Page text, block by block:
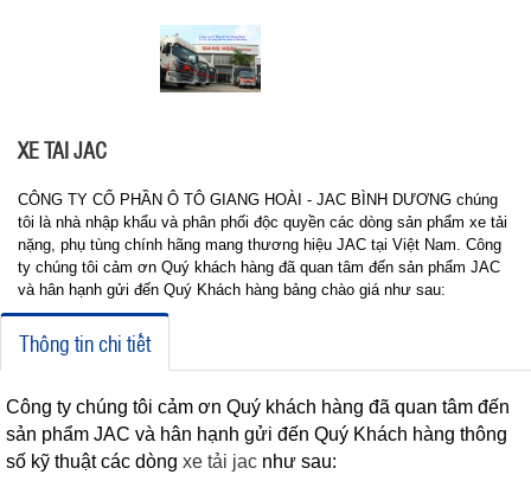
XE TAI JAC
CÔNG TY CỔ PHẦN Ô TÔ GIANG HOÀI - JAC BÌNH DƯƠNG chúng
tôi là nhà nhập khẩu và phân phối độc quyền các dòng sản phẩm xe tải
nặng, phụ tùng chính hãng mang thương hiệu JAC tại Việt Nam. Công
ty chúng tôi cảm ơn Quý khách hàng đã quan tâm đến sản phẩm JAC
và hân hạnh gửi đến Quý Khách hàng bảng chào giá như sau:
Thông tin chi tiết
Công ty chúng tôi cảm ơn Quý khách hàng đã quan tâm đến
sản phẩm JAC và hân hạnh gửi đến Quý Khách hàng thông
số kỹ thuật các dòng xe tải jac như sau: